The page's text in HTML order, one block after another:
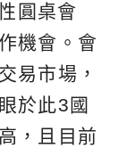
圓桌會
機會。會
易市場，
於此3國
，且目前